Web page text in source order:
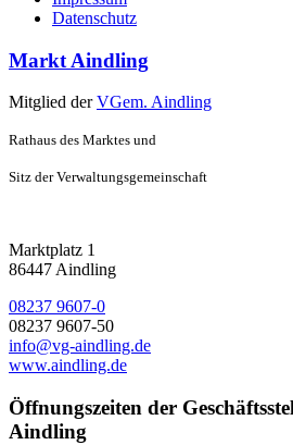
Datenschutz
Markt Aindling
Mitglied derVGem. Aindling
Rathaus des Marktes und
Sitz der Verwaltungsgemeinschaft
Marktplatz 1
86447 Aindling
08237 9607-0
08237 9607-50
info@vg-aindling.de
www.aindling.de
Öffnungszeiten der
Aindling